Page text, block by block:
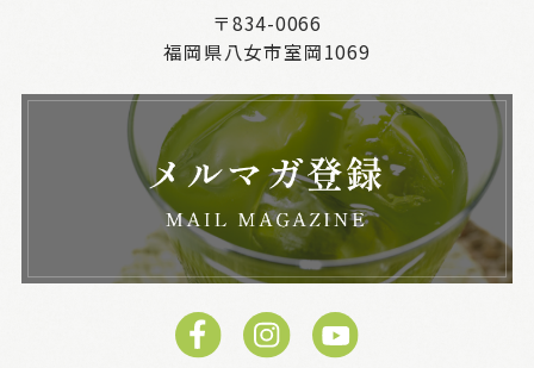
〒834-0066
福岡県八女市室岡1069